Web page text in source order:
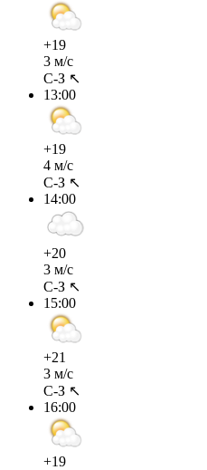
+19
3 м/с
С-З ↖
13:00
+19
4 м/с
С-З ↖
14:00
+20
3 м/с
С-З ↖
15:00
+21
3 м/с
С-З ↖
16:00
+19